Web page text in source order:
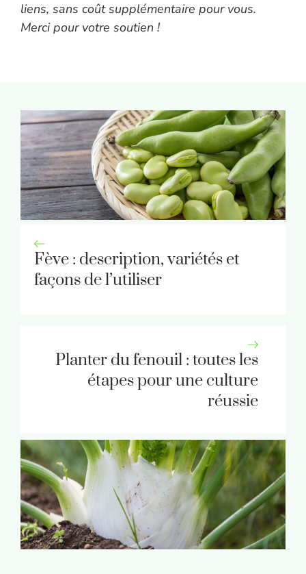
liens, sans coût supplémentaire pour vous.
Merci pour votre soutien !
Fève : description, variétés et
façons de l’utiliser
Planter du fenouil : toutes les
étapes pour une culture
réussie